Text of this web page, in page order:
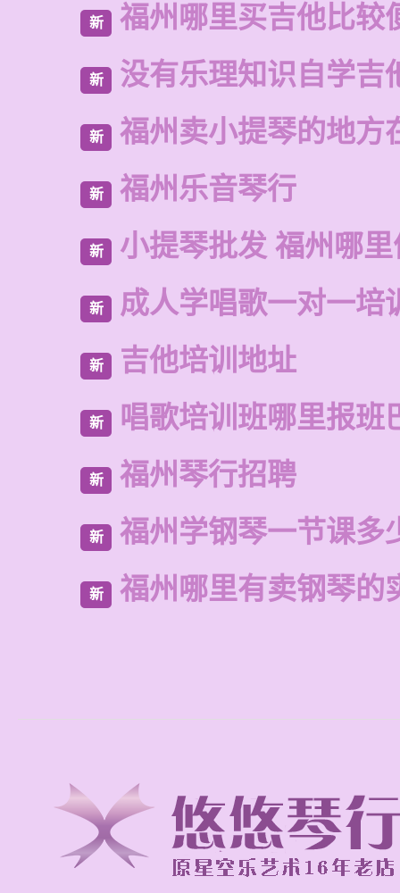
新 福州哪里买吉他比较
新 没有乐理知识自学吉
新 福州卖小提琴的地方
新 福州乐音琴行
新 小提琴批发 福州哪
新 成人学唱歌一对一培
新 吉他培训地址
新 唱歌培训班哪里报班
新 福州琴行招聘
新 福州学钢琴一节课多
新 福州哪里有卖钢琴的